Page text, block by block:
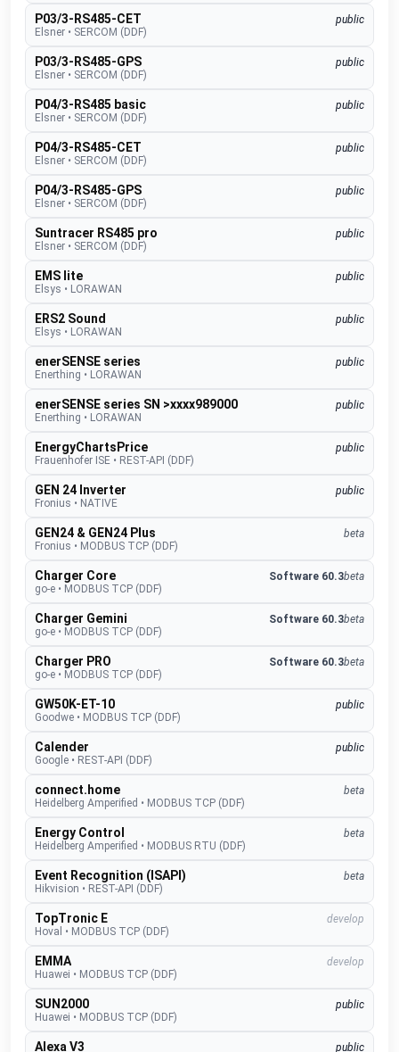
P03/3-RS485-CET
public
Elsner • SERCOM (DDF)
P03/3-RS485-GPS
public
Elsner • SERCOM (DDF)
P04/3-RS485 basic
public
Elsner • SERCOM (DDF)
P04/3-RS485-CET
public
Elsner • SERCOM (DDF)
P04/3-RS485-GPS
public
Elsner • SERCOM (DDF)
Suntracer RS485 pro
public
Elsner • SERCOM (DDF)
EMS lite
public
Elsys • LORAWAN
ERS2 Sound
public
Elsys • LORAWAN
enerSENSE series
public
Enerthing • LORAWAN
enerSENSE series SN >xxxx989000
public
Enerthing • LORAWAN
EnergyChartsPrice
public
Frauenhofer ISE • REST-API (DDF)
GEN 24 Inverter
public
Fronius • NATIVE
GEN24 & GEN24 Plus
beta
Fronius • MODBUS TCP (DDF)
Charger Core Software 60.3beta
go-e • MODBUS TCP (DDF)
Charger Gemini Software 60.3beta
go-e • MODBUS TCP (DDF)
Charger PRO Software 60.3beta
go-e • MODBUS TCP (DDF)
GW50K-ET-10
public
Goodwe • MODBUS TCP (DDF)
Calender
public
Google • REST-API (DDF)
connect.home
beta
Heidelberg Amperified • MODBUS TCP (DDF)
Energy Control
beta
Heidelberg Amperified • MODBUS RTU (DDF)
Event Recognition (ISAPI)
beta
Hikvision • REST-API (DDF)
TopTronic E
develop
Hoval • MODBUS TCP (DDF)
EMMA
develop
Huawei • MODBUS TCP (DDF)
SUN2000
public
Huawei • MODBUS TCP (DDF)
Alexa V3 public